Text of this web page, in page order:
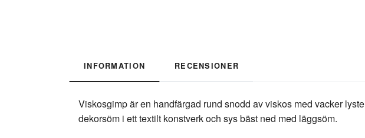
INFORMATION RECENSIONER
Viskosgimp är en handfärgad rund snodd av viskos med vacker
dekorsöm i ett textilt konstverk och sys bäst ned med läggsöm.